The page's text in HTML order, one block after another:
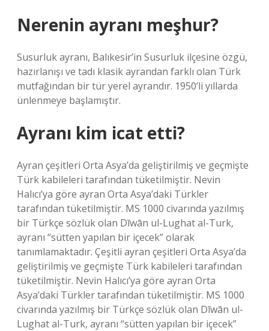
Nerenin ayranı meşhur?
Susurluk ayranı, Balıkesir’in Susurluk ilçesine özgü,
hazırlanışı ve tadı klasik ayrandan farklı olan Türk
mutfağından bir tür yerel ayrandır. 1950’li yıllarda
ünlenmeye başlamıştır.
Ayranı kim icat etti?
Ayran çeşitleri Orta Asya’da geliştirilmiş ve geçmişte
Türk kabileleri tarafından tüketilmiştir. Nevin
Halıcı’ya göre ayran Orta Asya’daki Türkler
tarafından tüketilmiştir. MS 1000 civarında yazılmış
bir Türkçe sözlük olan Dīwān ul-Lughat al-Turk,
ayranı “sütten yapılan bir içecek” olarak
tanımlamaktadır. Çeşitli ayran çeşitleri Orta Asya’da
geliştirilmiş ve geçmişte Türk kabileleri tarafından
tüketilmiştir. Nevin Halıcı’ya göre ayran Orta
Asya’daki Türkler tarafından tüketilmiştir. MS 1000
civarında yazılmış bir Türkçe sözlük olan Dīwān ul-
Lughat al-Turk, ayranı “sütten yapılan bir içecek”